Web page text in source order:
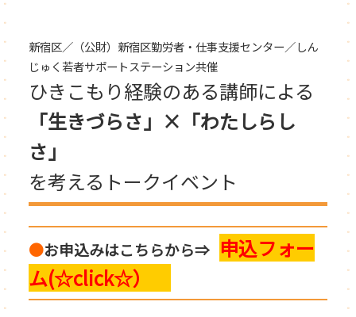
新宿区／（公財）新宿区勤労者・仕事支援センター／しん
じゅく若者サポートステーション共催
ひきこもり経験のある講師による
「生きづらさ」×「わたしらし
さ」
を考えるトークイベント
●お申込みはこちらから⇒ 申込フォー
ム(☆click☆）